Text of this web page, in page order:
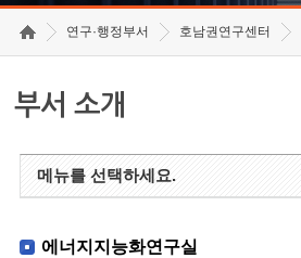
연구·행정부서 호남권연구센터
부서 소개
메뉴를 선택하세요.
에너지지능화연구실